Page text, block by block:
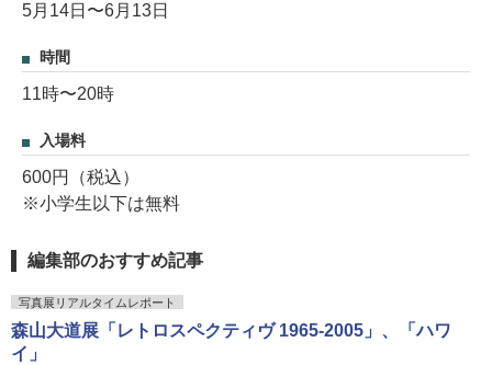
5月14日〜6月13日
時間
11時〜20時
入場料
600円（税込）
※小学生以下は無料
編集部のおすすめ記事
写真展リアルタイムレポート
森山大道展「レトロスペクティヴ 1965-2005」、「ハワ
イ」